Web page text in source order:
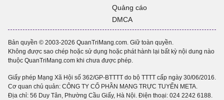
Quảng cáo
DMCA
Bản quyền © 2003-2026 QuanTriMang.com. Giữ toàn quyền.
Không được sao chép hoặc sử dụng hoặc phát hành lại bất kỳ nội dung nào
thuộc QuanTriMang.com khi chưa được phép.
Giấy phép Mạng Xã Hội số 362/GP-BTTTT do bộ TTTT cấp ngày 30/06/2016.
Cơ quan chủ quản: CÔNG TY CỔ PHẦN MẠNG TRỰC TUYẾN META.
Địa chỉ: 56 Duy Tân, Phường Cầu Giấy, Hà Nội. Điện thoại: 024 2242 6188.